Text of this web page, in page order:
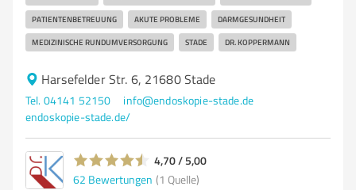
PATIENTENBETREUUNG AKUTE PROBLEME DARMGESUNDHEIT
MEDIZINISCHE RUNDUMVERSORGUNG STADE DR. KOPPERMANN
Harsefelder Str. 6, 21680 Stade
Tel. 04141 52150
info@endoskopie-stade.de
endoskopie-stade.de/
4,70 / 5,00
62 Bewertungen (1 Quelle)